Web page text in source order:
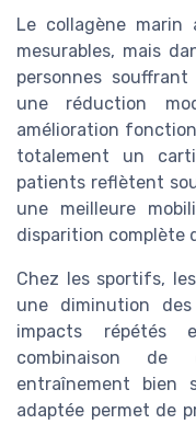
Le collagène marin
mesurables, mais
personnes
une réduction
amélioration
totalement un
patients reflètent
une meilleure
disparition complète
Chez les sportifs,
une diminution
impacts répétés
combinaison de
entraînement bien
adaptée permet de